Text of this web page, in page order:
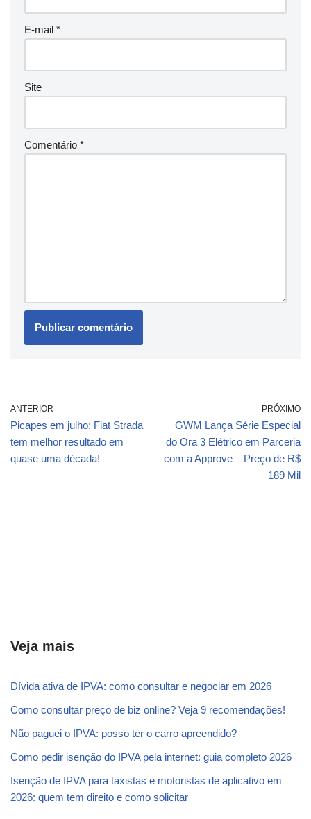
E-mail *
Site
Comentário *
ANTERIOR
Picapes em julho: Fiat Strada
tem melhor resultado em
quase uma década!
PRÓXIMO
GWM Lança Série Especial
do Ora 3 Elétrico em Parceria
com a Approve – Preço de R$
189 Mil
Veja mais
Dívida ativa de IPVA: como consultar e negociar em 2026
Como consultar preço de biz online? Veja 9 recomendações!
Não paguei o IPVA: posso ter o carro apreendido?
Como pedir isenção do IPVA pela internet: guia completo 2026
Isenção de IPVA para taxistas e motoristas de aplicativo em
2026: quem tem direito e como solicitar